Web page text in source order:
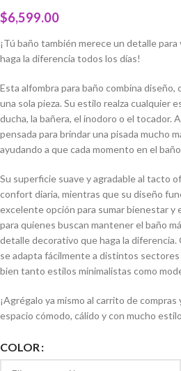
$6,599.00
¡Tú baño también merece un detalle
haga la diferencia todos los días!
Esta alfombra para baño combina diseño,
una sola pieza. Su estilo realza cualquier
ducha, la bañera, el inodoro o el tocador.
pensada para brindar una pisada mucho
ayudando a que cada momento en el
Su superficie suave y agradable al tacto
confort diaria, mientras que su diseño
excelente opción para sumar bienestar y
para quienes buscan mantener el baño
detalle decorativo que haga la diferencia.
se adapta fácilmente a distintos sectores
bien tanto estilos minimalistas como
¡Agrégalo ya mismo al carrito de
espacio cómodo, cálido y con mucho
COLOR